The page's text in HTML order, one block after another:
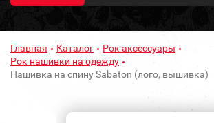
Главная Каталог
Рок аксессуары
Рок нашивки на одежду
Нашивка на спину Sabaton (лого, вышивка)